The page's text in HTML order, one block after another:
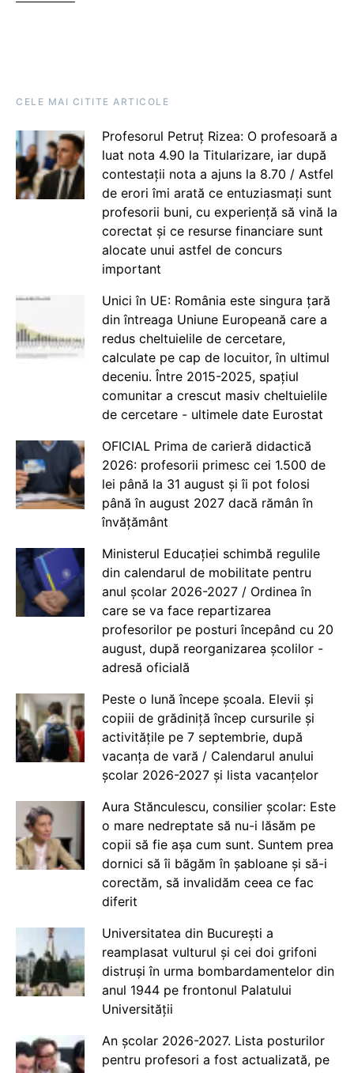
CELE MAI CITITE ARTICOLE
Profesorul Petruț Rizea: O profesoară a
luat nota 4.90 la Titularizare, iar după
contestații nota a ajuns la 8.70 / Astfel
de erori îmi arată ce entuziasmați sunt
profesorii buni, cu experiență să vină la
corectat și ce resurse financiare sunt
alocate unui astfel de concurs
important
Unici în UE: România este singura țară
din întreaga Uniune Europeană care a
redus cheltuielile de cercetare,
calculate pe cap de locuitor, în ultimul
deceniu. Între 2015-2025, spațiul
comunitar a crescut masiv cheltuielile
de cercetare - ultimele date Eurostat
OFICIAL Prima de carieră didactică
2026: profesorii primesc cei 1.500 de
lei până la 31 august și îi pot folosi
până în august 2027 dacă rămân în
învățământ
Ministerul Educației schimbă regulile
din calendarul de mobilitate pentru
anul școlar 2026-2027 / Ordinea în
care se va face repartizarea
profesorilor pe posturi începând cu 20
august, după reorganizarea școlilor -
adresă oficială
Peste o lună începe școala. Elevii și
copiii de grădiniță încep cursurile și
activitățile pe 7 septembrie, după
vacanța de vară / Calendarul anului
școlar 2026-2027 și lista vacanțelor
Aura Stănculescu, consilier școlar: Este
o mare nedreptate să nu-i lăsăm pe
copii să fie așa cum sunt. Suntem prea
dornici să îi băgăm în șabloane și să-i
corectăm, să invalidăm ceea ce fac
diferit
Universitatea din București a
reamplasat vulturul și cei doi grifoni
distruși în urma bombardamentelor din
anul 1944 pe frontonul Palatului
Universității
An școlar 2026-2027. Lista posturilor
pentru profesori a fost actualizată, pe